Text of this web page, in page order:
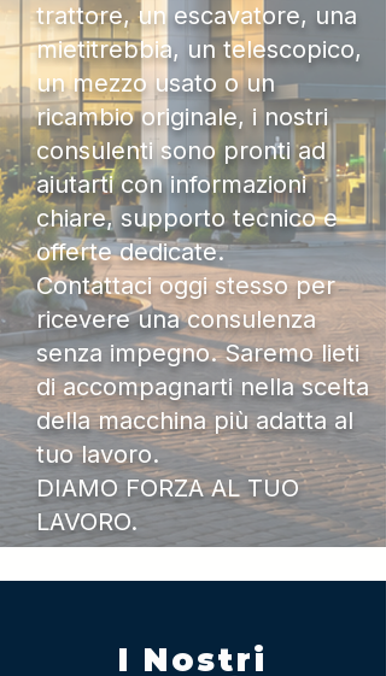
trattore, un escavatore, una
mietitrebbia, un telescopico,
un mezzo usato o un
ricambio originale, i nostri
consulenti sono pronti ad
aiutarti con informazioni
chiare, supporto tecnico e
offerte dedicate.
Contattaci oggi stesso per
ricevere una consulenza
senza impegno. Saremo lieti
di accompagnarti nella scelta
della macchina più adatta al
tuo lavoro.
DIAMO FORZA AL TUO
LAVORO.
I Nostri